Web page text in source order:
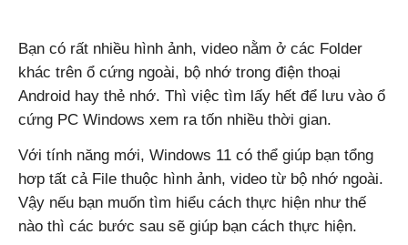
thủ
Internet,
Bạn có rất nhiều hình ảnh, video nằm ở các Folder
khác trên ổ cứng ngoài, bộ nhớ trong điện thoại
Android hay thẻ nhớ. Thì việc tìm lấy hết để lưu vào ổ
cứng PC Windows xem ra tốn nhiều thời gian.
Với tính năng mới, Windows 11 có thể giúp bạn tổng
hơp tất cả File thuộc hình ảnh, video từ bộ nhớ ngoài.
Vậy nếu bạn muốn tìm hiểu cách thực hiện như thế
nào thì các bước sau sẽ giúp bạn cách thực hiện.